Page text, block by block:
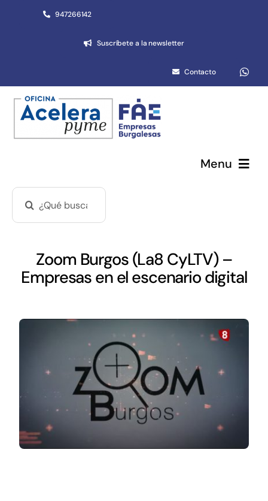
947266142
Suscríbete a la newsletter
Contacto
Menu
Networking
Eventos
Conócenos
Zoom Burgos (La8 CyLTV) –
Empresas en el escenario digital